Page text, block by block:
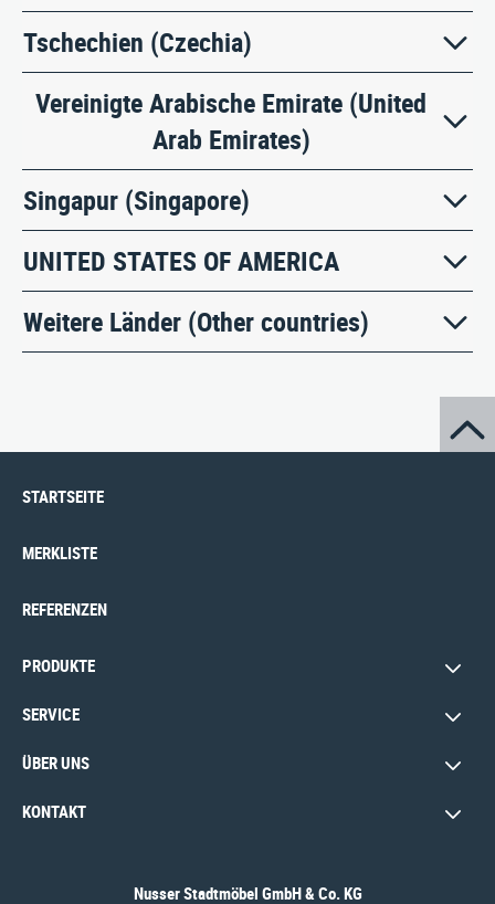
Tschechien (Czechia)
Vereinigte Arabische Emirate (United
Arab Emirates)
Singapur (Singapore)
UNITED STATES OF AMERICA
Weitere Länder (Other countries)
STARTSEITE
MERKLISTE
REFERENZEN
PRODUKTE
SERVICE
ÜBER UNS
KONTAKT
Nusser Stadtmöbel GmbH & Co. KG